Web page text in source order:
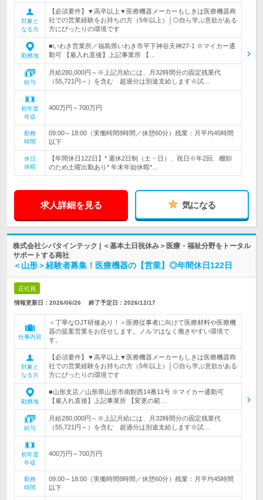
対象と
なる方
【必須要件】▼高卒以上▼医療機器メーカーもしきは医療機器商
社での営業経験をお持ちの方（5年以上）│◎自ら学ぶ意欲がある
方にぴったりの環境です
勤務地
■いわき営業所／福島県いわき市平下神谷天神27-1 ※マイカー通
勤可 【雇入れ直後】上記事業所 【…
給与
月給280,000円～※上記月給には、月32時間分の固定残業代
（55,721円～）を含む 超過分は別途支給します※試…
初年度
年収
400万円～700万円
勤務
時間
09:00～18:00（実働時間8時間／休憩60分）残業：月平均45時間
以下
休日
休暇
【年間休日122日】* 週休2日制（土・日）、祝日※年2回、棚卸
のため土曜出勤あり* 年末年始休暇*…
求人詳細を見る 気になる
株式会社シバタインテック | ＜基本土日祝休み＞医療・福祉分野をトータル
サポートする商社
＜山形＞経験者募集！医療機器の【営業】◎年間休日122日
正社員
情報更新日：2026/06/26 終了予定日： 2026/12/17
仕事内容
＜丁寧なOJT研修あり！＞医療従事者に向けて医療材料や医療機
器の提案営業をお任せします。ノルマはなく働きやすい環境で
す。
対象と
なる方
【必須要件】▼高卒以上▼医療機器メーカーもしきは医療機器商
社での営業経験をお持ちの方（5年以上）│◎自ら学ぶ意欲がある
方にぴったりの環境です
勤務地
■山形支店／山形県山形市南館西14番11号 ※マイカー通勤可
【雇入れ直後】上記事業所 【変更の範…
給与
月給280,000円～※上記月給には、月32時間分の固定残業代
（55,721円～）を含む 超過分は別途支給します※試…
初年度
年収
400万円～700万円
勤務
時間
09:00～18:00（実働時間8時間／休憩60分）残業：月平均45時間
以下